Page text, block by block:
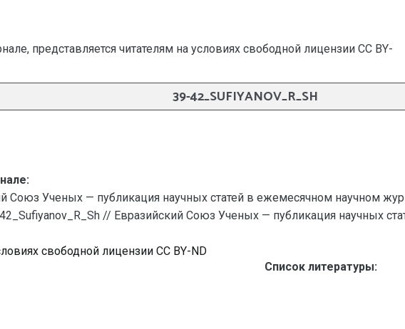
представляется читателям на условиях свободной лицензии CC BY-
39-42_SUFIYANOV_R_SH
Союз Ученых — публикация научных статей в ежемесячном научном
// Евразийский Союз Ученых — публикация научных
свободной лицензии CC BY-ND
Список литературы: